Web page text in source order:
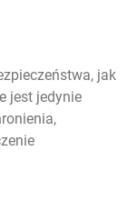
jak
jest jedynie